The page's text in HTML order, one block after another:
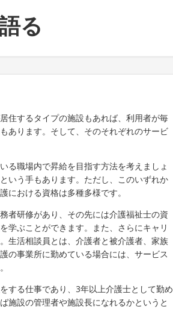
る
住するタイプの施設もあれば、利用者が毎
あります。そして、そのそれぞれのサービ
る職場内で昇給を目指す方法を考えましょ
いう手もあります。ただし、このいずれか
における資格は多種多様です。
者研修があり、その先には介護福祉士の資
学ぶことができます。また、さらにキャリ
生活相談員とは、介護者と被介護者、家族
の事業所に勤めている場合には、サービス
する仕事であり、3年以上介護士として勤め
施設の管理者や施設長になれるかというと